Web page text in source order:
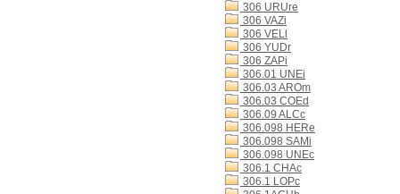
306 URUre
306 VAZi
306 VELl
306 YUDr
306 ZAPi
306.01 UNEi
306.03 AROm
306.03 COEd
306.09 ALCc
306.098 HERe
306.098 SAMi
306.098 UNEc
306.1 CHAc
306.1 LOPc